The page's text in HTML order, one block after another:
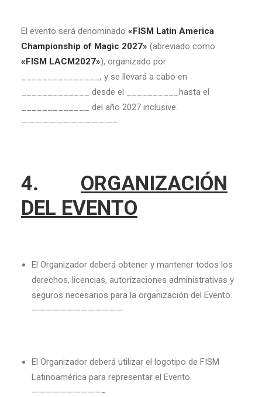
El evento será denominado «FISM Latin America
Championship of Magic 2027» (abreviado como
«FISM LACM2027»), organizado por
_______________, y se llevará a cabo en
_____________ desde el __________hasta el
_____________ del año 2027 inclusive.
—————————————–
4. ORGANIZACIÓN
DEL EVENTO
El Organizador deberá obtener y mantener todos los
derechos, licencias, autorizaciones administrativas y
seguros necesarios para la organización del Evento.
—————————————
El Organizador deberá utilizar el logotipo de FISM
Latinoamérica para representar el Evento.
——————————-